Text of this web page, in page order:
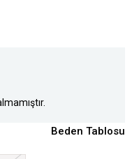
Beden Tablosu